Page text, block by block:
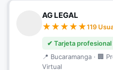
AG LEGAL
119
✔ Tarjeta
📍 Bucaramanga · 🏢
Virtual